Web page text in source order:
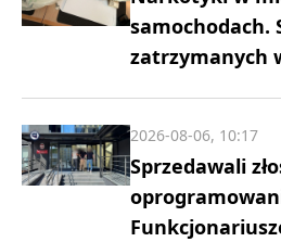
samochodach.
zatrzymanych
Sprzedawali
2026-08-06, 10:17